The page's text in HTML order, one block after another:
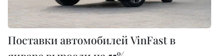
Поставки автомобилей VinFast в